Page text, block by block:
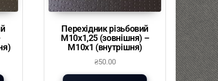
Перехідник різьбовий
М10х1,25 (зовнішня) –
М10х1 (внутрішня)
₴50.00